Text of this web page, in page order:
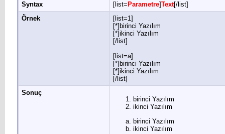
Syntax [list= Parametre]Text[/list]
Örnek
[list=1]
[*]birinci Yazılım
[*]ikinci Yazılım
[/list]
[list=a]
[*]birinci Yazılım
[*]ikinci Yazılım
[/list]
Sonuç
birinci Yazılım
ikinci Yazılım
birinci Yazılım
ikinci Yazılım